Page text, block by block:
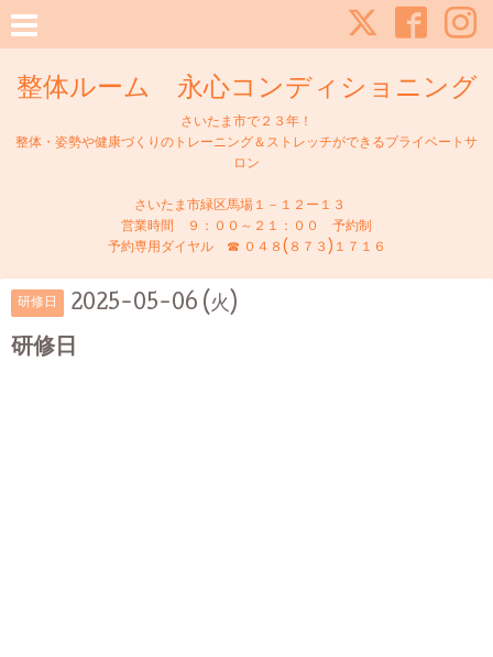
整体ルーム 永心コンディショニング
さいたま市で２３年！
整体・姿勢や健康づくりのトレーニング＆ストレッチができるプライベートサ
ロン
さいたま市緑区馬場１－１２ー１３
営業時間 ９：００～２１：００ 予約制
予約専用ダイヤル ☎ ０４８(８７３)１７１６
研修日 2025-05-06 (火)
研修日